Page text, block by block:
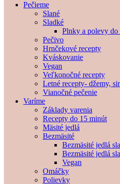
Pečieme
Slané
Sladké
Plnky a polevy do
Pečivo
Hrnčekové recepty
Kváskovanie
Vegan
Veľkonočné recepty
Letné recepty- džemy,
Vianočné pečenie
Varíme
Základy varenia
Recepty do 15 minút
Mäsité jedlá
Bezmäsité
Bezmäsité jedlá
Bezmäsité jedlá
Vegan
Omáčky
Polievky